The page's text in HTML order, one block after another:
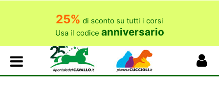
25% di sconto su tutti i corsi
Usa il codice anniversario